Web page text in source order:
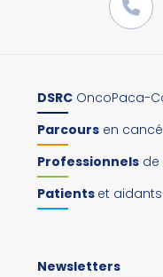
DSRC OncoPaca-
Parcours en
Professionnels de
Patients et aidants
Newsletters